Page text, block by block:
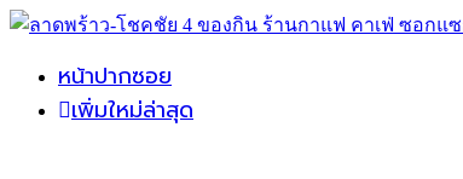
หน้าปากซอย
เพิ่มใหม่ล่าสุด